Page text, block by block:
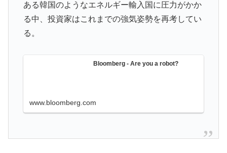
ロシア「お前らの国にある似非エッフェル塔を見せてく
れ！」
Aマッチは2敗で終＝韓国の反応
▶ 国際的な小咄 読者投稿 （ゼンマイ式）手間を楽しむ妄
▶ 【悲報】中川翔子(41)「Xはもう愚痴だらけだから開き
ある韓国のようなエネルギー輸入国に圧力がかか
る中、投資家はこれまでの強気姿勢を再考してい
る。
Bloomberg - Are you a robot?
www.bloomberg.com